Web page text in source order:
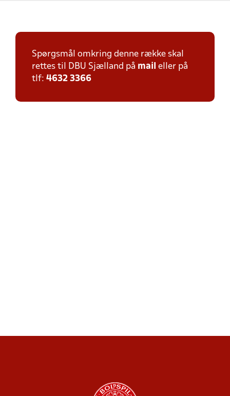
Spørgsmål omkring denne række skal
rettes til DBU Sjælland på mail eller på
tlf: 4632 3366